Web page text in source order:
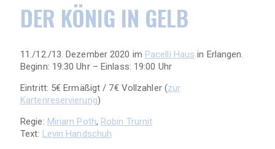
DER KÖNIG IN GELB
11./12./13. Dezember 2020 im Pacelli Haus in Erlangen.
Beginn: 19:30 Uhr – Einlass: 19:00 Uhr
Eintritt: 5€ Ermäßigt / 7€ Vollzahler (zur
Kartenreservierung)
Regie: Miriam Poth, Robin Trurnit
Text: Levin Handschuh